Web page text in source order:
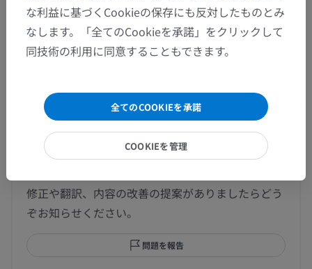
人体神経解剖学
修正や翻訳、内容の改善の提案がありましたらどう
ぞお知らせください。
問題を報告
な利益に基づくCookieの保存にも反対したものとみ
なします。「全てのCookieを承諾」をクリックして
同技術の利用に同意することもできます。
全てのCOOKIEを承諾
COOKIEを管理